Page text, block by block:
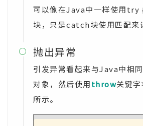
可以像在Java中一样使用
块，只是catch块使用匹配来
 抛出异常
引发异常看起来与Java中相
对象，然后使用throw关键
所示。